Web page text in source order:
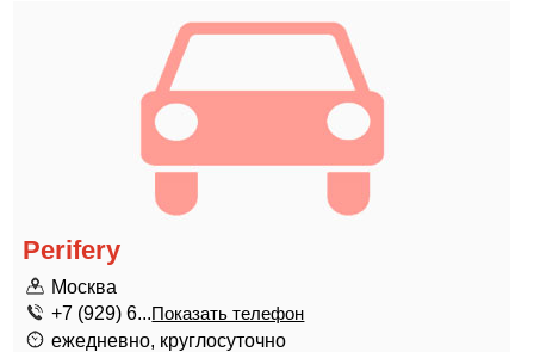
Perifery
Москва
+7 (929) 6...Показать телефон
ежедневно, круглосуточно